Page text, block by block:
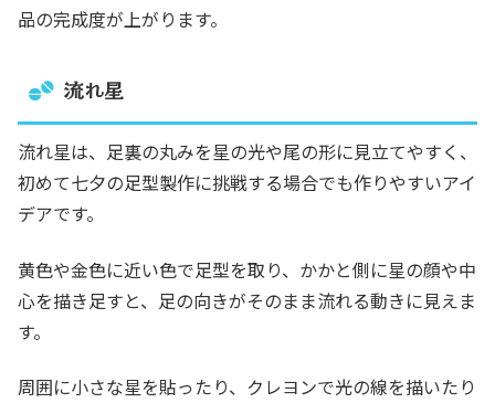
品の完成度が上がります。
流れ星
流れ星は、足裏の丸みを星の光や尾の形に見立てやすく、
初めて七夕の足型製作に挑戦する場合でも作りやすいアイ
デアです。
黄色や金色に近い色で足型を取り、かかと側に星の顔や中
心を描き足すと、足の向きがそのまま流れる動きに見えま
す。
周囲に小さな星を貼ったり、クレヨンで光の線を描いたり